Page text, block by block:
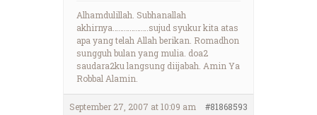
Alhamdulillah. Subhanallah
akhirnya……………….sujud syukur kita atas
apa yang telah Allah berikan. Romadhon
sungguh bulan yang mulia. doa2
saudara2ku langsung diijabah. Amin Ya
Robbal Alamin.
September 27, 2007 at 10:09 am #81868593